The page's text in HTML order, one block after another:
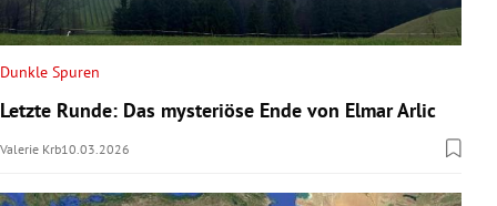
Dunkle Spuren
Letzte Runde: Das mysteriöse Ende von Elmar Arlic
Valerie Krb10.03.2026